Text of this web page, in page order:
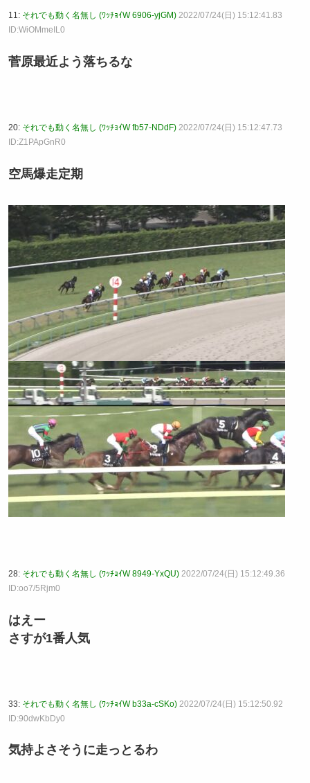
11: それでも動く名無し (ﾜｯﾁｮｲW 6906-yjGM) 2022/07/24(日) 15:12:41.83
ID:WiOMmeIL0
菅原最近よう落ちるな
20: それでも動く名無し (ﾜｯﾁｮｲW fb57-NDdF) 2022/07/24(日) 15:12:47.73
ID:Z1PApGnR0
空馬爆走定期
28: それでも動く名無し (ﾜｯﾁｮｲW 8949-YxQU) 2022/07/24(日) 15:12:49.36
ID:oo7/5Rjm0
はえー
さすが1番人気
33: それでも動く名無し (ﾜｯﾁｮｲW b33a-cSKo) 2022/07/24(日) 15:12:50.92
ID:90dwKbDy0
気持よさそうに走っとるわ